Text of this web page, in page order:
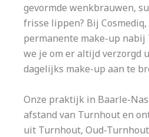
gevormde wenkbrauwen,
frisse lippen? Bij
permanente make-up
we je om er altijd verzorgd
dagelijks make-up aan te
Onze praktijk in Baarle-
afstand van Turnhout en
uit Turnhout, Oud-